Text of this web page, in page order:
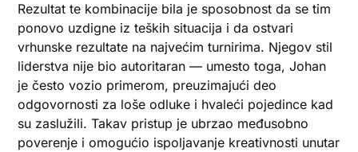
Rezultat te kombinacije bila je sposobnost da se tim
ponovo uzdigne iz teških situacija i da ostvari
vrhunske rezultate na najvećim turnirima. Njegov stil
liderstva nije bio autoritaran — umesto toga, Johan
je često vozio primerom, preuzimajući deo
odgovornosti za loše odluke i hvaleći pojedince kad
su zaslužili. Takav pristup je ubrzao međusobno
poverenje i omogućio ispoljavanje kreativnosti unutar